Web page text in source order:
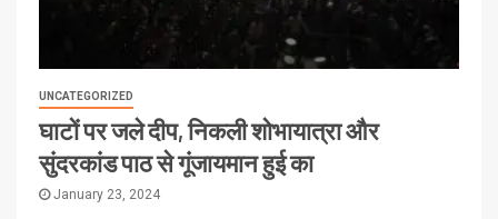
UNCATEGORIZED
घाटों पर जले दीप, निकली शोभायात्रा और
सुंदरकांड पाठ से गूंजायमान हुई का
January 23, 2024